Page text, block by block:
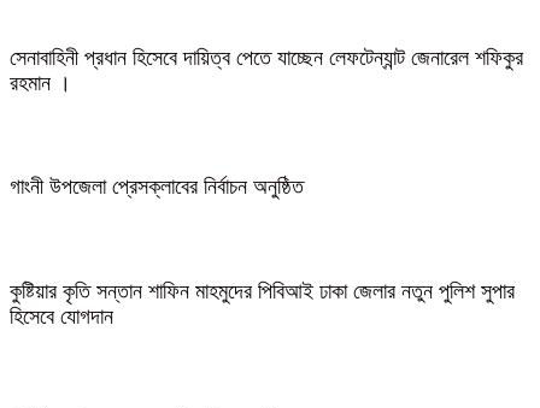
সেনাবাহিনী প্রধান হিসেবে দায়িত্ব পেতে যাচ্ছেন লেফটেন্যান্ট জেনারেল শফিকুর
রহমান ।
গাংনী উপজেলা প্রেসক্লাবের নির্বাচন অনুষ্ঠিত
কুষ্টিয়ার কৃতি সন্তান শাফিন মাহমুদের পিবিআই ঢাকা জেলার নতুন পুলিশ সুপার
হিসেবে যোগদান